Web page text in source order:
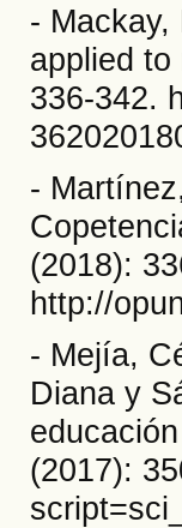
- Mackay,
applied to
336-342.
-
(2018):
http://
- Mejía,
Diana y
(2017):